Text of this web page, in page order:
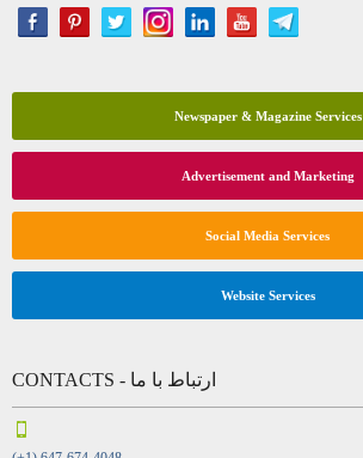
Newspaper & Magazine Services
Advertisement and Marketing
Social Media Services
Website Services
CONTACTS - ارتباط با ما